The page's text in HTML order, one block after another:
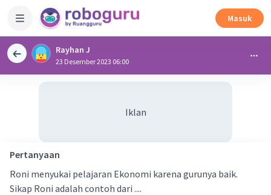
Masuk
Rayhan J
23 Desember 2023 06:00
Iklan
Pertanyaan
Roni menyukai pelajaran Ekonomi karena gurunya baik.
Sikap Roni adalah contoh dari ....